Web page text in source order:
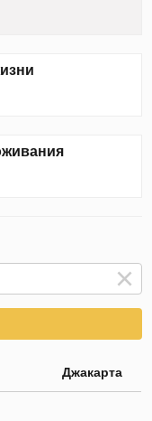
Джакарта